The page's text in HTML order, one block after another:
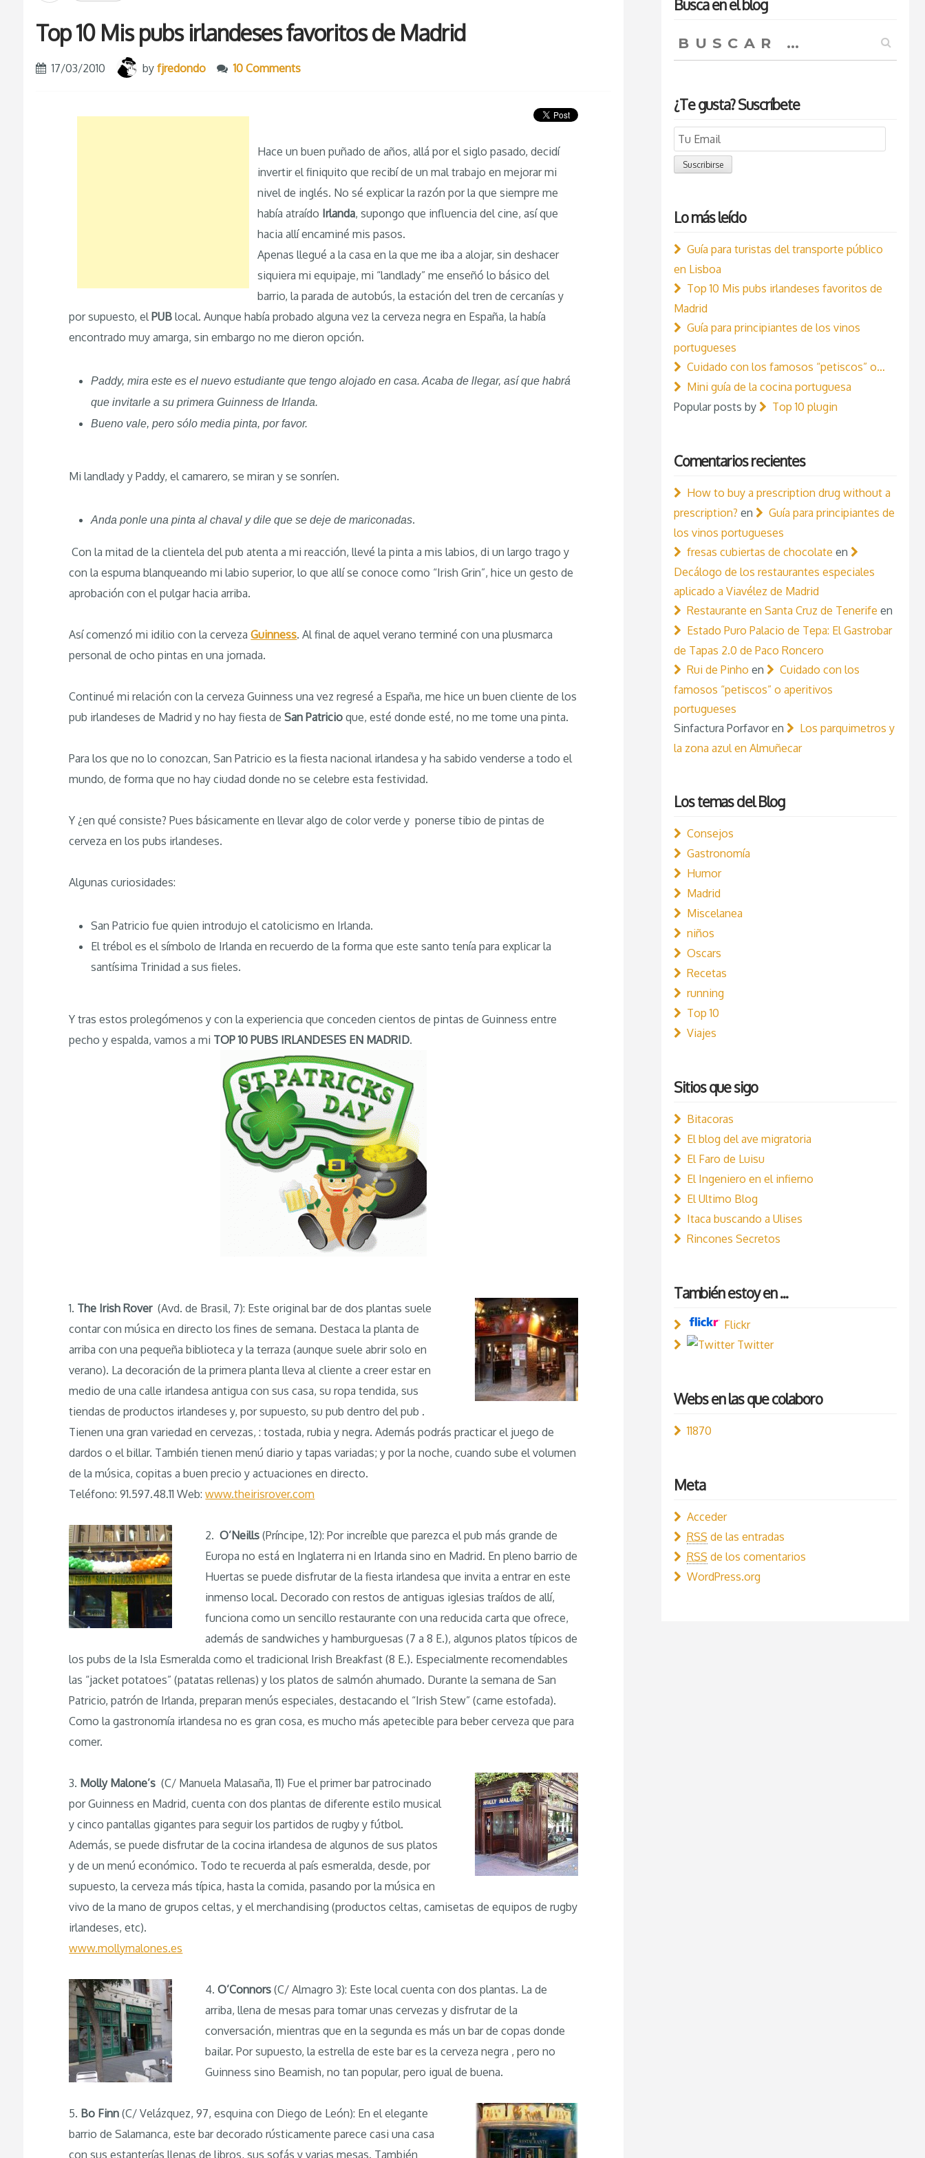
Top 10 Mis pubs irlandeses favoritos de Madrid
17/03/2010 byfjredondo 10 Comments
Hace un buen puñado de años, allá por el siglo pasado, decidí
invertir el finiquito que recibí de un mal trabajo en mejorar mi
nivel de inglés. No sé explicar la razón por la que siempre me
había atraído Irlanda, supongo que influencia del cine, así que
hacia allí encaminé mis pasos.
Apenas llegué a la casa en la que me iba a alojar, sin deshacer
siquiera mi equipaje, mi “landlady” me enseñó lo básico del
barrio, la parada de autobús, la estación del tren de cercanías y
por supuesto, elPUB local. Aunque había probado alguna vez la cerveza negra en España, la había
encontrado muy amarga, sin embargo no me dieron opción.
Paddy, mira este es el nuevo estudiante que tengo alojado en casa. Acaba de llegar, así que habrá
que invitarle a su primera Guinness de Irlanda.
Bueno vale, pero sólo media pinta, por favor.
Mi landlady y Paddy, el camarero, se miran y se sonríen.
Anda ponle una pinta al chaval y dile que se deje de mariconadas.
Con la mitad de la clientela del pub atenta a mi reacción, llevé la pinta a mis labios, di un largo trago y
con la espuma blanqueando mi labio superior, lo que allí se conoce como “Irish Grin”, hice un gesto de
aprobación con el pulgar hacia arriba.
Así comenzó mi idilio con la cervezaGuinness. Al final de aquel verano terminé con una plusmarca
personal de ocho pintas en una jornada.
Continué mi relación con la cerveza Guinness una vez regresé a España, me hice un buen cliente de los
pub irlandeses de Madrid y no hay fiesta deSan Patricio que, esté donde esté, no me tome una pinta.
Para los que no lo conozcan, San Patricio es la fiesta nacional irlandesa y ha sabido venderse a todo el
mundo, de forma que no hay ciudad donde no se celebre esta festividad.
Y ¿en qué consiste? Pues básicamente en llevar algo de color verde y ponerse tibio de pintas de
cerveza en los pubs irlandeses.
Algunas curiosidades:
San Patricio fue quien introdujo el catolicismo en Irlanda.
El trébol es el símbolo de Irlanda en recuerdo de la forma que este santo tenía para explicar la
santísima Trinidad a sus fieles.
Y tras estos prolegómenos y con la experiencia que conceden cientos de pintas de Guinness entre
pecho y espalda, vamos a mi TOP 10 PUBS IRLANDESES EN MADRID.
1. The Irish Rover (Avd. de Brasil, 7): Este original bar de dos plantas suele
contar con música en directo los fines de semana. Destaca la planta de
arriba con una pequeña biblioteca y la terraza (aunque suele abrir solo en
verano). La decoración de la primera planta lleva al cliente a creer estar en
medio de una calle irlandesa antigua con sus casa, su ropa tendida, sus
tiendas de productos irlandeses y, por supuesto, su pub dentro del pub .
Tienen una gran variedad en cervezas, : tostada, rubia y negra. Además podrás practicar el juego de
dardos o el billar. También tienen menú diario y tapas variadas; y por la noche, cuando sube el volumen
de la música, copitas a buen precio y actuaciones en directo.
Teléfono: 91.597.48.11 Web:www.theirisrover.com
2.O’Neills (Príncipe, 12): Por increíble que parezca el pub más grande de
Europa no está en Inglaterra ni en Irlanda sino en Madrid. En pleno barrio de
Huertas se puede disfrutar de la fiesta irlandesa que invita a entrar en este
inmenso local. Decorado con restos de antiguas iglesias traídos de allí,
funciona como un sencillo restaurante con una reducida carta que ofrece,
además de sandwiches y hamburguesas (7 a 8 E.), algunos platos típicos de
los pubs de la Isla Esmeralda como el tradicional Irish Breakfast (8 E.). Especialmente recomendables
las “jacket potatoes” (patatas rellenas) y los platos de salmón ahumado. Durante la semana de San
Patricio, patrón de Irlanda, preparan menús especiales, destacando el “Irish Stew” (carne estofada).
Como la gastronomía irlandesa no es gran cosa, es mucho más apetecible para beber cerveza que para
comer.
3. Molly Malone’s (C/ Manuela Malasaña, 11) Fue el primer bar patrocinado
por Guinness en Madrid, cuenta con dos plantas de diferente estilo musical
y cinco pantallas gigantes para seguir los partidos de rugby y fútbol.
Además, se puede disfrutar de la cocina irlandesa de algunos de sus platos
y de un menú económico. Todo te recuerda al país esmeralda, desde, por
supuesto, la cerveza más típica, hasta la comida, pasando por la música en
vivo de la mano de grupos celtas, y el merchandising (productos celtas, camisetas de equipos de rugby
irlandeses, etc).
www.mollymalones.es
4.O’Connors (C/ Almagro 3): Este local cuenta con dos plantas. La de
arriba, llena de mesas para tomar unas cervezas y disfrutar de la
conversación, mientras que en la segunda es más un bar de copas donde
bailar. Por supuesto, la estrella de este bar es la cerveza negra , pero no
Guinness sino Beamish, no tan popular, pero igual de buena.
5. Bo Finn (C/ Velázquez, 97, esquina con Diego de León): En el elegante
barrio de Salamanca, este bar decorado rústicamente parece casi una casa
con sus estanterías llenas de libros, sus sofás y varias mesas. También
Busca en el blog
Buscar:
¿Te gusta? Suscríbete
Email
Subscription
Suscribirse
Lo más leído
Guía para turistas del transporte público
en Lisboa
Top 10 Mis pubs irlandeses favoritos de
Madrid
Guía para principiantes de los vinos
portugueses
Cuidado con los famosos “petiscos” o…
Mini guía de la cocina portuguesa
Popular posts by
Top 10 plugin
Comentarios recientes
How to buy a prescription drug without a
prescription? en
Guía para principiantes de
los vinos portugueses
fresas cubiertas de chocolate en
Decálogo de los restaurantes especiales
aplicado a Viavélez de Madrid
Restaurante en Santa Cruz de Tenerife en
Estado Puro Palacio de Tepa: El Gastrobar
de Tapas 2.0 de Paco Roncero
Rui de Pinho en
Cuidado con los
famosos “petiscos” o aperitivos
portugueses
Sinfactura Porfavoren
Los parquimetros y
la zona azul en Almuñecar
Los temas del Blog
Consejos
Gastronomía
Humor
Madrid
Miscelanea
niños
Oscars
Recetas
running
Top 10
Viajes
Sitios que sigo
Bitacoras
El blog del ave migratoria
El Faro de Luisu
El Ingeniero en el infierno
El Ultimo Blog
Itaca buscando a Ulises
Rincones Secretos
También estoy en ...
Flickr
Twitter
Webs en las que colaboro
11870
Meta
Acceder
RSS de las entradas
RSS de los comentarios
WordPress.org